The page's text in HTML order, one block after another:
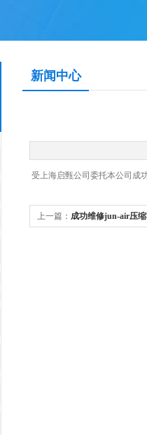
新闻中心
受上海启甄公司委托本公司成
上一篇： 成功维修jun-air压缩